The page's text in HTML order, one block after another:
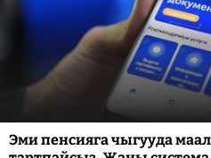
Эми пенсияга чыгууда